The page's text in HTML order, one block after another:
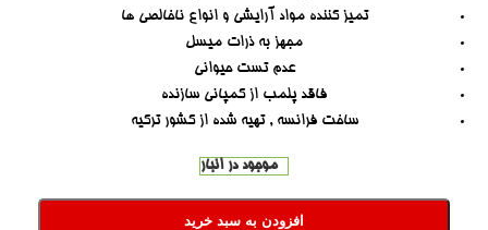
تمیز کننده مواد آرایشی و انواع ناخالصی ها
مجهز به ذرات میسل
عدم تست حیوانی
فاقد پلمب از کمپانی سازنده
ساخت فرانسه , تهیه شده از کشور ترکیه
موجود در انبار
افزودن به سبد خرید